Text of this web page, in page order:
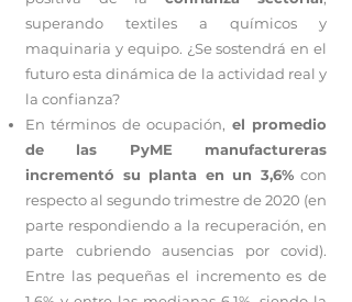
superando textiles a químicos y
maquinaria y equipo. ¿Se sostendrá en el
futuro esta dinámica de la actividad real y
la confianza?
En términos de ocupación, el promedio
de las PyME manufactureras
incrementó su planta en un 3,6%con
respecto al segundo trimestre de 2020 (en
parte respondiendo a la recuperación, en
parte cubriendo ausencias por covid).
Entre las pequeñas el incremento es de